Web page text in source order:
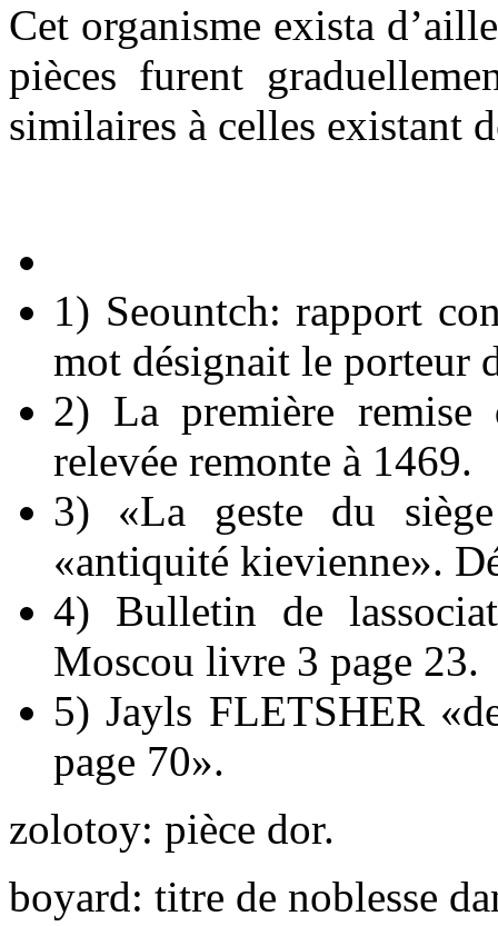
Cet organisme exista
pièces furent
similaires à celles existant
1) Seountch: rapport
mot désignait le porteur
2) La première remise
relevée remonte à 1469.
3) «La geste du
«antiquité kievienne».
4) Bulletin de
Moscou livre 3 page 23.
5) Jayls FLETSHER
page 70».
zolotoy: pièce dor.
boyard: titre de noblesse